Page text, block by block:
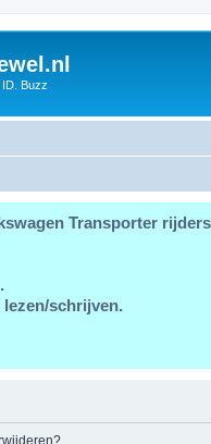
Buzz
Transporter
schrijven.